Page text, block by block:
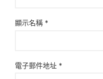
顯示名稱 *
電子郵件地址 *